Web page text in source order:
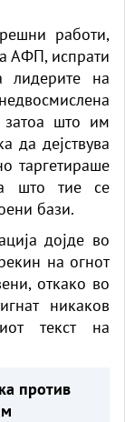
работи,
АФП, испрати
лидерите на
затоа што им
да дејствува
таргетираше
што тие се
бази.
дојде во
на огнот
откако во
никаков
текст на
против